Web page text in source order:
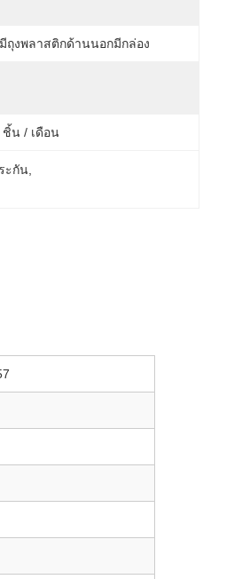
ถุงพลาสติกด้านนอกมีกล่อง
ชิ้น / เดือน
ะกัน